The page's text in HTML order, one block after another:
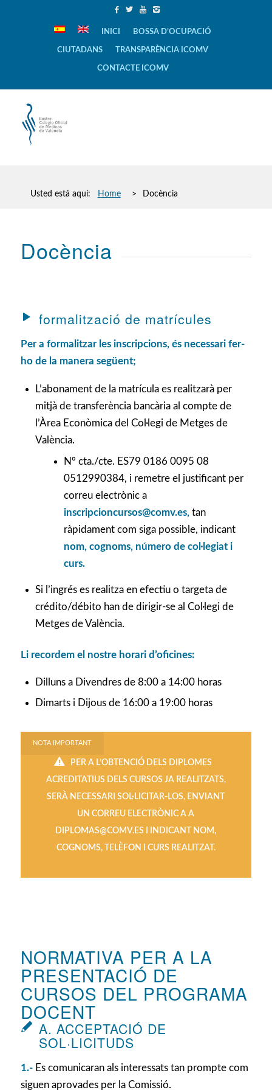
INICI BOSSA D’OCUPACIÓ
CIUTADANS TRANSPARÈNCIA ICOMV
CONTACTE ICOMV
Usted está aquí: Home > Docència
Docència
formalització de matrícules
Per a formalitzar les inscripcions, és necessari fer-
ho de la manera següent;
L’abonament de la matrícula es realitzarà per
mitjà de transferència bancària al compte de
l’Àrea Econòmica del Col·legi de Metges de
València.
Nº cta./cte. ES79 0186 0095 08
0512990384, i remetre el justificant per
correu electrònic a
inscripcioncursos@comv.es, tan
ràpidament com siga possible, indicant
nom, cognoms, número de col·legiat i
curs.
Si l’ingrés es realitza en efectiu o targeta de
crédito/débito han de dirigir-se al Col·legi de
Metges de València.
Li recordem el nostre horari d’oficines:
Dilluns a Divendres de 8:00 a 14:00 horas
Dimarts i Dijous de 16:00 a 19:00 horas
NOTA IMPORTANT
PER A L’OBTENCIÓ DELS DIPLOMES
ACREDITATIUS DELS CURSOS JA REALITZATS,
SERÀ NECESSARI SOL·LICITAR-LOS, ENVIANT
UN CORREU ELECTRÒNIC A A
DIPLOMAS@COMV.ES I INDICANT NOM,
COGNOMS, TELÈFON I CURS REALITZAT.
NORMATIVA PER A LA
PRESENTACIÓ DE
CURSOS DEL PROGRAMA
DOCENT
A. ACCEPTACIÓ DE
SOL·LICITUDS
1.-Es comunicaran als interessats tan prompte com
siguen aprovades per la Comissió.